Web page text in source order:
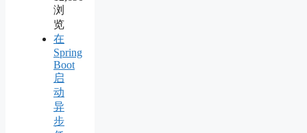
浏
览
在
Spring
Boot
启
动
异
步